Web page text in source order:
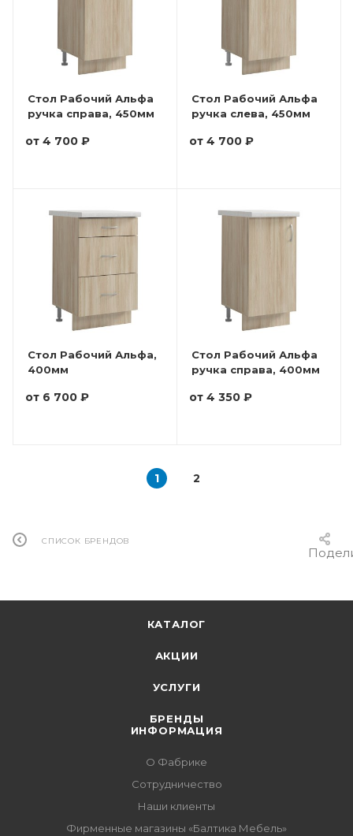
Стол Рабочий Альфа
ручка справа, 450мм
от 4 700 ₽
Стол Рабочий Альфа
ручка слева, 450мм
от 4 700 ₽
Стол Рабочий Альфа,
400мм
от 6 700 ₽
Стол Рабочий Альфа
ручка справа, 400мм
от 4 350 ₽
1 2
СПИСОК БРЕНДОВ
КАТАЛОГ
АКЦИИ
УСЛУГИ
БРЕНДЫ
ИНФОРМАЦИЯ
О Фабрике
Сотрудничество
Наши клиенты
Фирменные магазины «Балтика Мебель»